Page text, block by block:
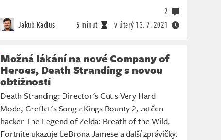
Jakub Kadlus 5 minut v úterý 13. 7. 2021
2
Možná lákání na nové Company of
Heroes, Death Stranding s novou
obtížností
Death Stranding: Director's Cut s Very Hard
Mode, Greflet's Song z Kings Bounty 2, zatčen
hacker The Legend of Zelda: Breath of the Wild,
Fortnite ukazuje LeBrona Jamese a další zprávičky.